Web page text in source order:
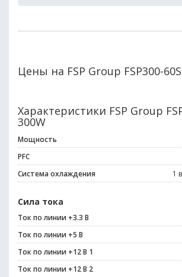
Цены на FSP Group FSP300-
Характеристики FSP Group
300W
Мощность
PFC
Система охлаждения
1
Сила тока
Ток по линии +3.3 В
Ток по линии +5 В
Ток по линии +12 В 1
Ток по линии +12 В 2